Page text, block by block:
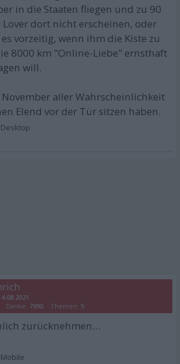
in die Staaten fliegen und zu 90
dort nicht erscheinen, oder
vorzeitig, wenn ihm die Kiste zu
8000 km "Online-Liebe" ernsthaft
will.
November aller Wahrscheinlichkeit
Elend vor der Tür sitzen haben.
Danke: 7990 Themen: 5
zurücknehmen…